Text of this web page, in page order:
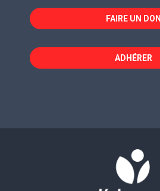
FAIRE UN DON
ADHÉRER